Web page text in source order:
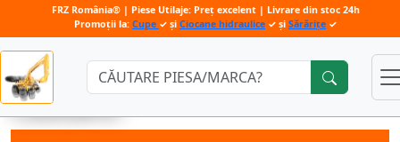
Căutare:
FRZ România® | Piese Utilaje: Preț excelent | Livrare din stoc 24h
Promoții la: Cupe ✓ și Ciocane hidraulice ✓ și Sărărițe ✓